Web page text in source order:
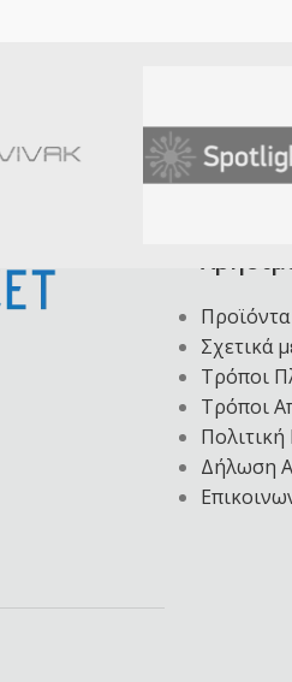
Προϊόντα
Σχετικά
Τρόποι
Τρόποι
Δήλωση